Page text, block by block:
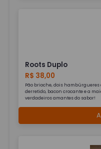
Roots Duplo
R$ 38,00
Pão brioche, dois
derretido, bacon crocante e a
verdadeiros amantes do sabor!